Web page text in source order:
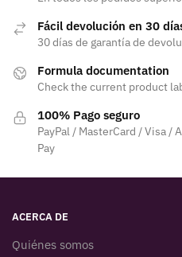
Fácil devolución en 30
30 días de garantía de
Formula documentation
Check the current product
100% Pago seguro
PayPal / MasterCard / Visa /
Pay
ACERCA DE
Quiénes somos